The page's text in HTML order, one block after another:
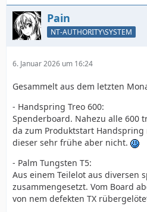
Pain
NT-AUTHORITY\SYSTEM
6. Januar 2026 um 16:24
Gesammelt aus dem letzten
- Handspring Treo 600:
Spenderboard. Nahezu alle 600
da zum Produktstart
dieser sehr frühe aber nicht.
- Palm Tungsten T5:
Aus einem Teilelot aus diversen
zusammengesetzt. Vom Board
von nem defekten TX